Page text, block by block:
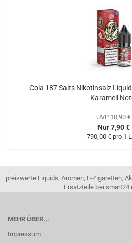
Cola 187 Salts Nikotinsalz
Karamell
UVP 10,90 €
Nur 7,90 €
790,00 € pro 1
preiswerte Liquids, Aromen, E-Zigaretten,
Ersatzteile bei
MEHR ÜBER...
Impressum